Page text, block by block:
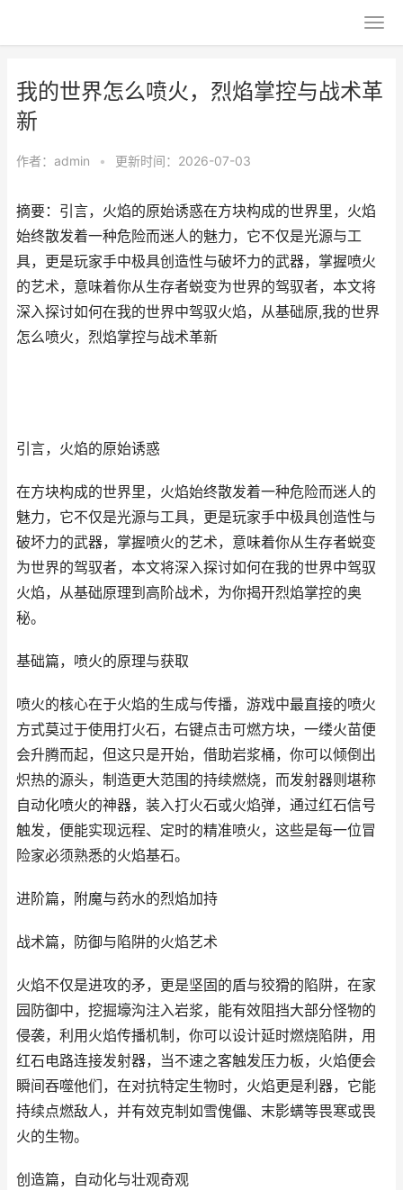
我的世界怎么喷火，烈焰掌控与战术革
新
作者： admin • 更新时间：2026-07-03
摘要：引言，火焰的原始诱惑在方块构成的世界里，火焰
始终散发着一种危险而迷人的魅力，它不仅是光源与工
具，更是玩家手中极具创造性与破坏力的武器，掌握喷火
的艺术，意味着你从生存者蜕变为世界的驾驭者，本文将
深入探讨如何在我的世界中驾驭火焰，从基础原,我的世界
怎么喷火，烈焰掌控与战术革新
引言，火焰的原始诱惑
在方块构成的世界里，火焰始终散发着一种危险而迷人的
魅力，它不仅是光源与工具，更是玩家手中极具创造性与
破坏力的武器，掌握喷火的艺术，意味着你从生存者蜕变
为世界的驾驭者，本文将深入探讨如何在我的世界中驾驭
火焰，从基础原理到高阶战术，为你揭开烈焰掌控的奥
秘。
基础篇，喷火的原理与获取
喷火的核心在于火焰的生成与传播，游戏中最直接的喷火
方式莫过于使用打火石，右键点击可燃方块，一缕火苗便
会升腾而起，但这只是开始，借助岩浆桶，你可以倾倒出
炽热的源头，制造更大范围的持续燃烧，而发射器则堪称
自动化喷火的神器，装入打火石或火焰弹，通过红石信号
触发，便能实现远程、定时的精准喷火，这些是每一位冒
险家必须熟悉的火焰基石。
进阶篇，附魔与药水的烈焰加持
战术篇，防御与陷阱的火焰艺术
火焰不仅是进攻的矛，更是坚固的盾与狡猾的陷阱，在家
园防御中，挖掘壕沟注入岩浆，能有效阻挡大部分怪物的
侵袭，利用火焰传播机制，你可以设计延时燃烧陷阱，用
红石电路连接发射器，当不速之客触发压力板，火焰便会
瞬间吞噬他们，在对抗特定生物时，火焰更是利器，它能
持续点燃敌人，并有效克制如雪傀儡、末影螨等畏寒或畏
火的生物。
创造篇，自动化与壮观奇观